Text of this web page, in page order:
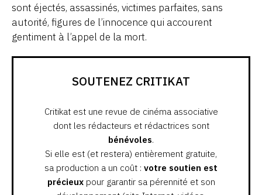
sont éjectés, assassinés, victimes parfaites, sans
autorité, figures de l’innocence qui accourent
gentiment à l’appel de la mort.
SOUTENEZ CRITIKAT
Critikat est une revue de cinéma associative
dont les rédacteurs et rédactrices sont
bénévoles.
Si elle est (et restera) entièrement gratuite,
sa production a un coût : votre soutien est
précieuxpour garantir sa pérennité et son